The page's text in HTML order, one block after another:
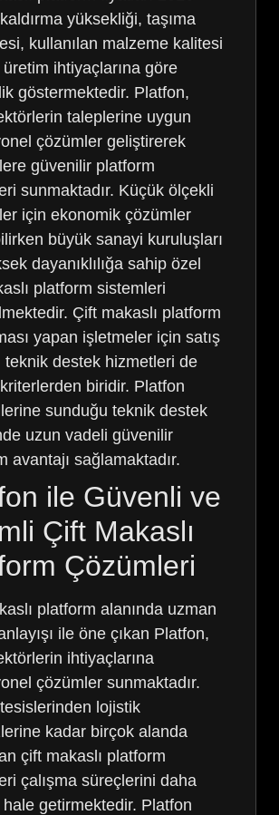
kaldırma yüksekliği, taşıma
kullanılan malzeme kalitesi
ihtiyaçlarına göre
göstermektedir. Platfon,
taleplerine uygun
çözümler geliştirerek
güvenilir platform
sunmaktadır. Küçük ölçekli
için ekonomik çözümler
büyük sanayi kuruluşları
dayanıklılığa sahip özel
platform sistemleri
Çift makaslı platform
yapan işletmeler için satış
teknik destek hizmetleri de
biridir. Platfon
sunduğu teknik destek
uzun vadeli güvenilir
avantajı sağlamaktadır.
ile Güvenli ve
Çift Makaslı
Çözümleri
platform alanında uzman
ile öne çıkan Platfon,
ihtiyaçlarına
çözümler sunmaktadır.
lojistik
kadar birçok alanda
çift makaslı platform
çalışma süreçlerini daha
getirmektedir. Platfon